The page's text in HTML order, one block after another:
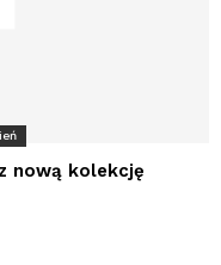
nową kolekcję